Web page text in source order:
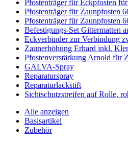
Pfostenträger für Eckpfosten
Pfostenträger für Zaunpfosten
Pfostenträger für Zaunpfosten
Befestigungs-Set Gittermatten
Eckverbinder zur Verbindung
Zaunerhöhung Erhard inkl.
Pfostenverstärkung Arnold für
GALVA-Spray
Reparaturspray
Reparaturlackstift
Sichtschutzstreifen auf Rolle,
Alle anzeigen
Basisartikel
Zubehör